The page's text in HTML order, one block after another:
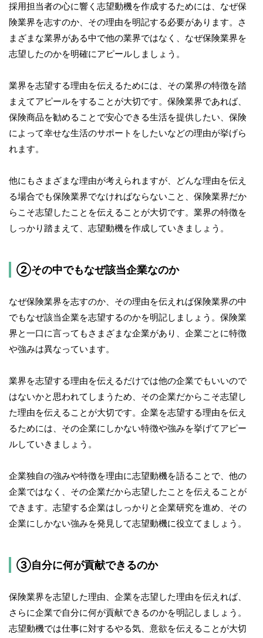
採用担当者の心に響く志望動機を作成するためには、なぜ保
険業界を志すのか、その理由を明記する必要があります。さ
まざまな業界がある中で他の業界ではなく、なぜ保険業界を
志望したのかを明確にアピールしましょう。
業界を志望する理由を伝えるためには、その業界の特徴を踏
まえてアピールをすることが大切です。保険業界であれば、
保険商品を勧めることで安心できる生活を提供したい、保険
によって幸せな生活のサポートをしたいなどの理由が挙げら
れます。
他にもさまざまな理由が考えられますが、どんな理由を伝え
る場合でも保険業界でなければならないこと、保険業界だか
らこそ志望したことを伝えることが大切です。業界の特徴を
しっかり踏まえて、志望動機を作成していきましょう。
②その中でもなぜ該当企業なのか
なぜ保険業界を志すのか、その理由を伝えれば保険業界の中
でもなぜ該当企業を志望するのかを明記しましょう。保険業
界と一口に言ってもさまざまな企業があり、企業ごとに特徴
や強みは異なっています。
業界を志望する理由を伝えるだけでは他の企業でもいいので
はないかと思われてしまうため、その企業だからこそ志望し
た理由を伝えることが大切です。企業を志望する理由を伝え
るためには、その企業にしかない特徴や強みを挙げてアピー
ルしていきましょう。
企業独自の強みや特徴を理由に志望動機を語ることで、他の
企業ではなく、その企業だから志望したことを伝えることが
できます。志望する企業はしっかりと企業研究を進め、その
企業にしかない強みを発見して志望動機に役立てましょう。
③自分に何が貢献できるのか
保険業界を志望した理由、企業を志望した理由を伝えれば、
さらに企業で自分に何が貢献できるのかを明記しましょう。
志望動機では仕事に対するやる気、意欲を伝えることが大切